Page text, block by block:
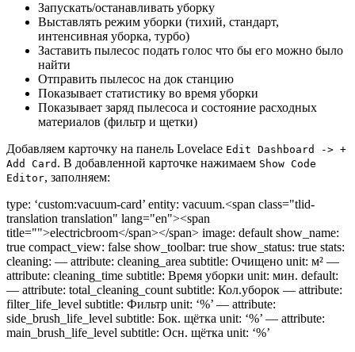
Запускать/останавливать уборку
Выставлять режим уборки (тихий, стандарт,
интенсивная уборка, турбо)
Заставить пылесос подать голос что бы его можно было
найти
Отправить пылесос на док станцию
Показывает статистику во время уборки
Показывает заряд пылесоса и состояние расходных
материалов (фильтр и щетки)
Добавляем карточку на панель Lovelace Edit Dashboard -> +
Add Card . В добавленной карточке нажимаем Show Code
Editor, заполняем:
type: ‘custom:vacuum-card’ entity: vacuum.<span class="tlid-
translation translation" lang="en"><span
title="">electricbroom</span></span> image: default show_name:
true compact_view: false show_toolbar: true show_status: true stats:
cleaning: — attribute: cleaning_area subtitle: Очищено unit: м² —
attribute: cleaning_time subtitle: Время уборки unit: мин. default:
— attribute: total_cleaning_count subtitle: Кол.уборок — attribute:
filter_life_level subtitle: Фильтр unit: ‘%’ — attribute:
side_brush_life_level subtitle: Бок. щётка unit: ‘%’ — attribute:
main_brush_life_level subtitle: Осн. щётка unit: ‘%’